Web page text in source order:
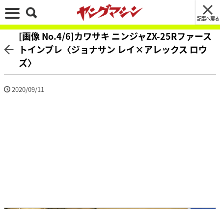
記事へ戻る
[画像 No.4/6]カワサキ ニンジャZX-25Rファース
トインプレ〈ジョナサン レイ×アレックス ロウ
ズ〉
2020/09/11